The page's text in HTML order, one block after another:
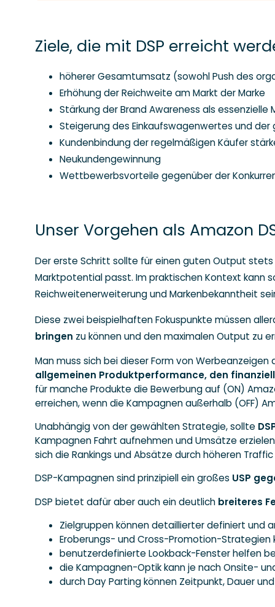
Ziele, die mit DSP erreicht
höherer Gesamtumsatz (sowohl Push des
Erhöhung der Reichweite am Markt der Marke
Stärkung der Brand Awareness als essenzielle
Steigerung des Einkaufswagenwertes und
Kundenbindung der regelmäßigen Käufer
Neukundengewinnung
Wettbewerbsvorteile gegenüber der
Unser Vorgehen als Amazon
Der erste Schritt sollte für einen guten Output
Marktpotential passt. Im praktischen Kontext kann
Reichweitenerweiterung und Markenbekanntheit
Diese zwei beispielhaften Fokuspunkte müssen
bringen zu können und den maximalen Output zu
Man muss sich bei dieser Form von Werbeanzeigen
allgemeinen Produktperformance, den
für manche Produkte die Bewerbung auf (ON)
erreichen, wenn die Kampagnen außerhalb (OFF)
Unabhängig von der gewählten Strategie, sollte
Kampagnen Fahrt aufnehmen und Umsätze
sich die Rankings und Absätze durch höheren
DSP-Kampagnen sind prinzipiell ein großes USP
DSP bietet dafür aber auch ein deutlich breiteres
Zielgruppen können detaillierter definiert und
Eroberungs- und Cross-Promotion-
benutzerdefinierte Lookback-Fenster helfen
die Kampagnen-Optik kann je nach Onsite-
durch Day Parting können Zeitpunkt, Dauer